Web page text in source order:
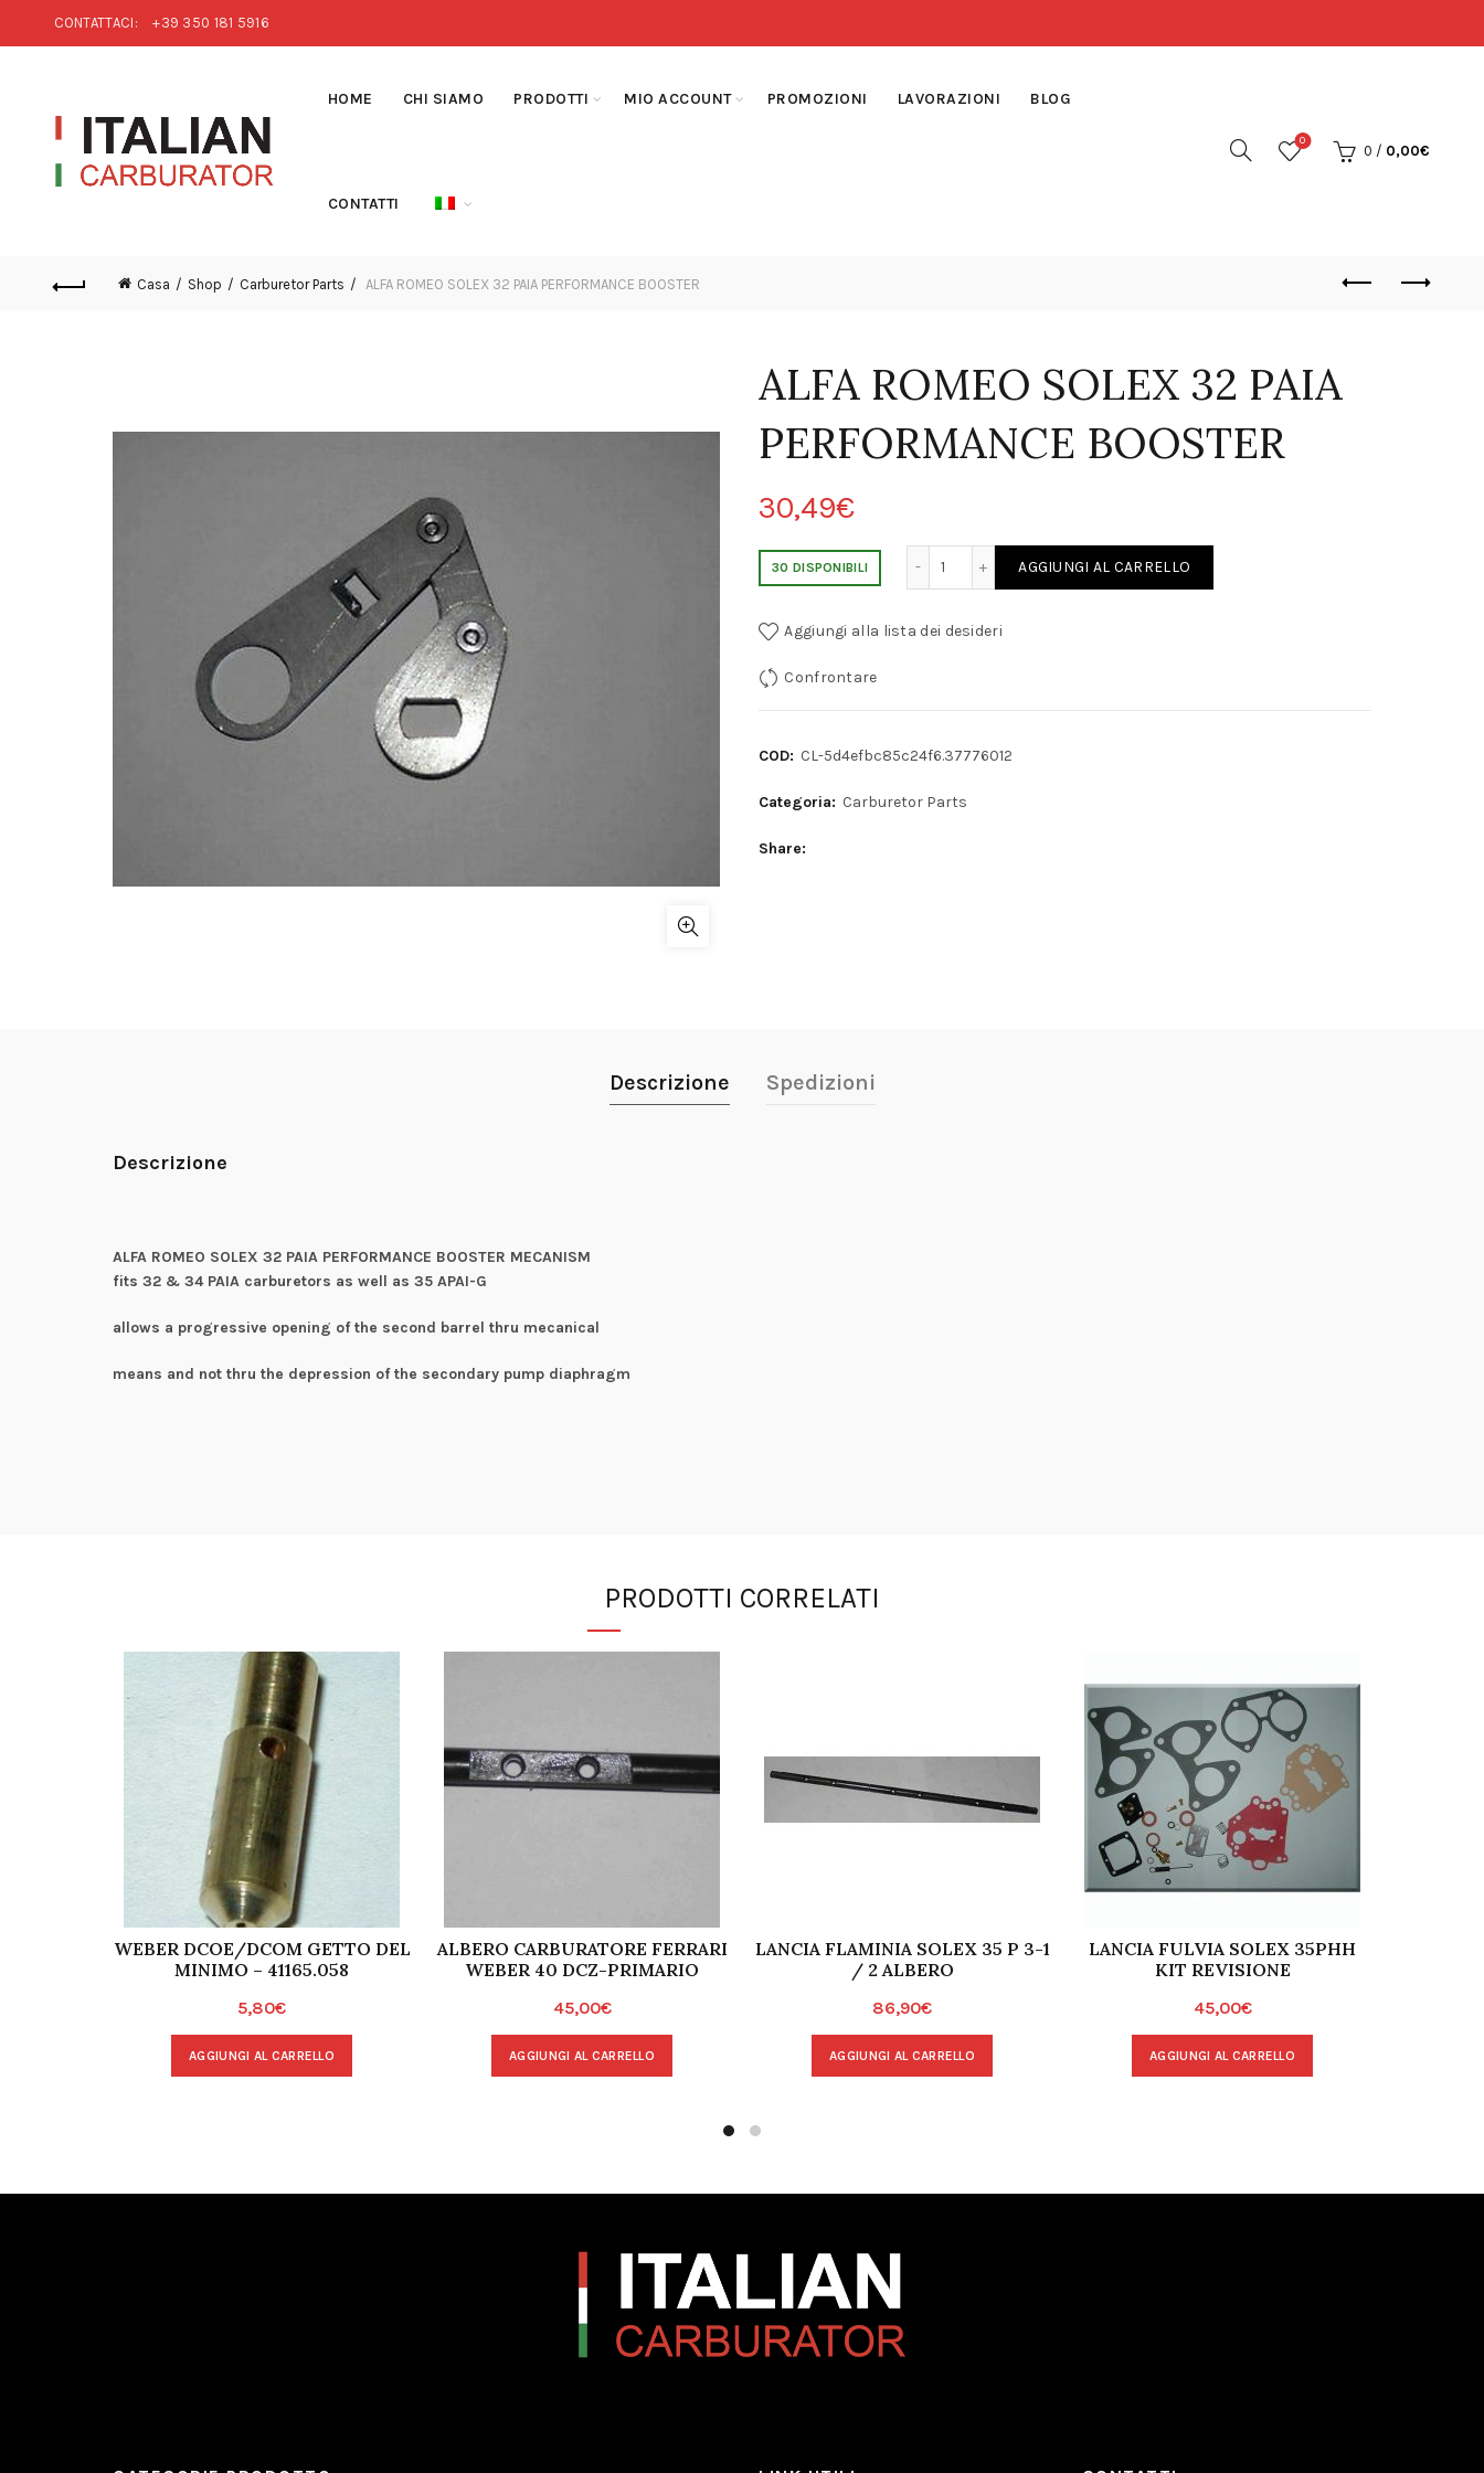
CONTATTACI: +39 350 181 5916
HOME CHI SIAMO PRODOTTI MIO ACCOUNT PROMOZIONI LAVORAZIONI BLOG
CONTATTI
0
0 / 0,00€
Casa Shop Carburetor Parts ALFA ROMEO SOLEX 32 PAIA PERFORMANCE BOOSTER
ALFA ROMEO SOLEX 32 PAIA
PERFORMANCE BOOSTER
30,49€
30 DISPONIBILI
ALFA ROMEO SOLEX 32 PAIA PERFORMANCE BOOSTER quantity
AGGIUNGI AL CARRELLO
Aggiungi alla lista dei desideri
Confrontare
COD: CL-5d4efbc85c24f6.37776012
Categoria: Carburetor Parts
Share
Descrizione Spedizioni
Descrizione
ALFA ROMEO SOLEX 32 PAIA PERFORMANCE BOOSTER MECANISM
fits 32 & 34 PAIA carburetors as well as 35 APAI-G
allows a progressive opening of the second barrel thru mecanical
means and not thru the depression of the secondary pump diaphragm
PRODOTTI CORRELATI
WEBER DCOE/DCOM GETTO DEL
MINIMO – 41165.058
5,80€
AGGIUNGI AL CARRELLO
ALBERO CARBURATORE FERRARI
WEBER 40 DCZ-PRIMARIO
45,00€
AGGIUNGI AL CARRELLO
LANCIA FLAMINIA SOLEX 35 P 3-1
/ 2 ALBERO
86,90€
AGGIUNGI AL CARRELLO
LANCIA FULVIA SOLEX 35PHH
KIT REVISIONE
45,00€
AGGIUNGI AL CARRELLO